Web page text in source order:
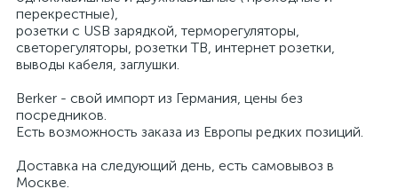
перекрестные),
розетки с USB зарядкой, терморегуляторы,
светорегуляторы, розетки ТВ, интернет розетки,
выводы кабеля, заглушки.
Berker - свой импорт из Германия, цены без
посредников.
Есть возможность заказа из Европы редких позиций.
Доставка на следующий день, есть самовывоз в
Москве.